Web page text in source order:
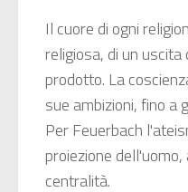
Il cuore di ogni
religiosa, di un
prodotto. La
sue ambizioni, fino a
Per Feuerbach
proiezione
centralità.